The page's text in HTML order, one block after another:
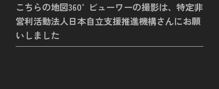
こちらの地図360°ビューワーの撮影は、特定非
営利活動法人日本自立支援推進機構さんにお願
いしました